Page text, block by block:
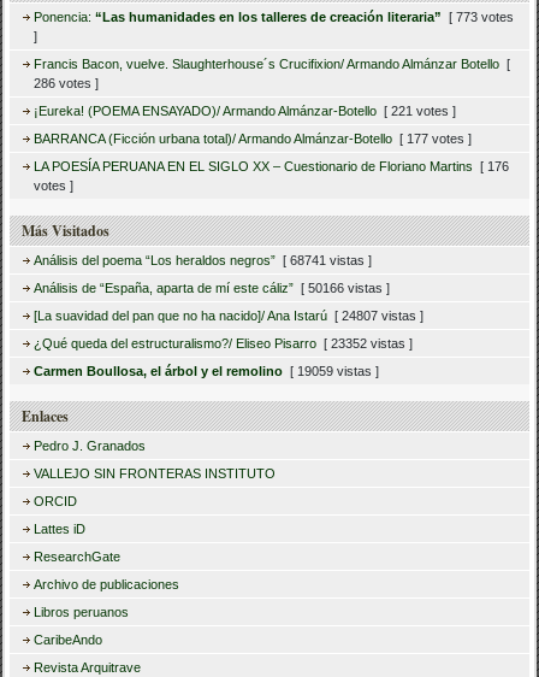
Ponencia:“Las humanidades en los talleres de creación literaria”
[ 773 votes
]
Francis Bacon, vuelve. Slaughterhouse´s Crucifixion/ Armando Almánzar Botello [
286 votes ]
¡Eureka! (POEMA ENSAYADO)/ Armando Almánzar-Botello [ 221 votes ]
BARRANCA (Ficción urbana total)/ Armando Almánzar-Botello [ 177 votes ]
LA POESÍA PERUANA EN EL SIGLO XX – Cuestionario de Floriano Martins
[ 176
votes ]
Más Visitados
Análisis del poema “Los heraldos negros” [ 68741 vistas ]
Análisis de “España, aparta de mí este cáliz” [ 50166 vistas ]
[La suavidad del pan que no ha nacido]/ Ana Istarú [ 24807 vistas ]
¿Qué queda del estructuralismo?/ Eliseo Pisarro [ 23352 vistas ]
Carmen Boullosa, el árbol y el remolino [ 19059 vistas ]
Enlaces
Pedro J. Granados
VALLEJO SIN FRONTERAS INSTITUTO
ORCID
Lattes iD
ResearchGate
Archivo de publicaciones
Libros peruanos
CaribeAndo
Revista Arquitrave